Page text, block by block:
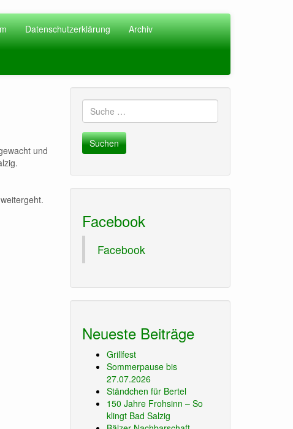
Datenschutzerklärung Archiv
und
Suche
nach:
Facebook
Facebook
Neueste Beiträge
Grillfest
Sommerpause bis
27.07.2026
Ständchen für Bertel
150 Jahre Frohsinn – So
klingt Bad Salzig